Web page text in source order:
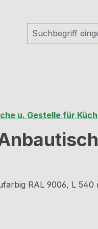
u. Gestelle für